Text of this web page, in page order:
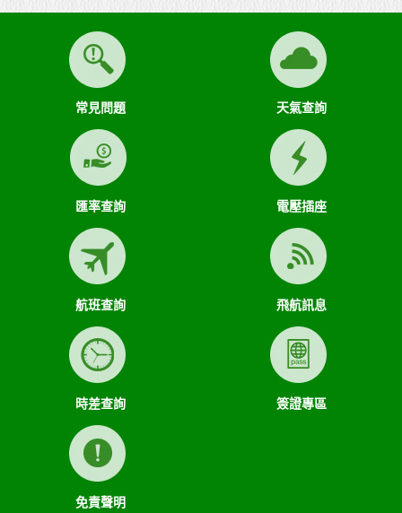
常見問題 天氣查詢
匯率查詢 電壓插座
航班查詢 飛航訊息
時差查詢 簽證專區
免責聲明